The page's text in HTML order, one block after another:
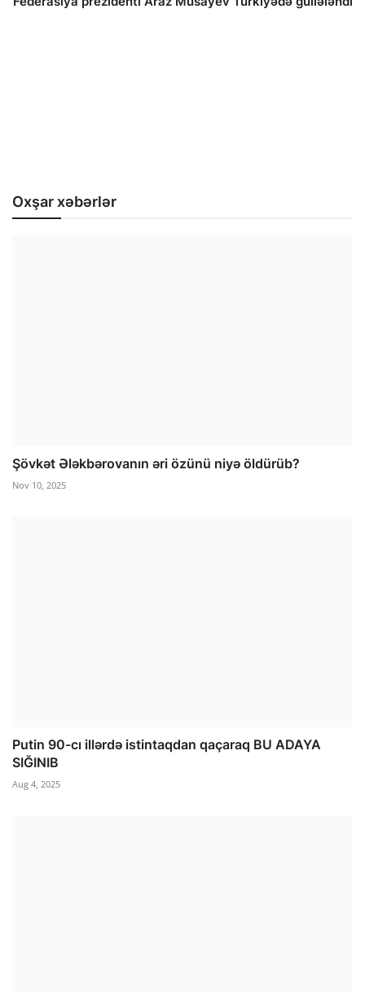
Oxşar xəbərlər
Şövkət Ələkbərovanın əri özünü niyə öldürüb?
Nov 10, 2025
Putin 90-cı illərdə istintaqdan qaçaraq BU ADAYA
SIĞINIB
Aug 4, 2025